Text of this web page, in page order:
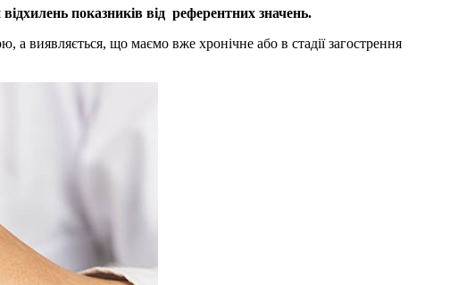
показників від референтних значень.
а виявляється, що маємо вже хронічне або в стадії загострення